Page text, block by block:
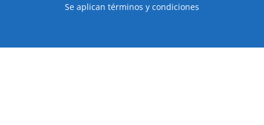
Se aplican términos y condiciones